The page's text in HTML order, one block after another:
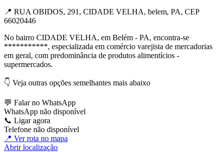
📍 RUA OBIDOS, 291, CIDADE VELHA, belem, PA, CEP
66020446
No bairro CIDADE VELHA, em Belém - PA, encontra-se
***********, especializada em comércio varejista de mercadorias
em geral, com predominância de produtos alimentícios -
supermercados.
👇 Veja outras opções semelhantes mais abaixo
💬 Falar no WhatsApp
WhatsApp não disponível
📞 Ligar agora
Telefone não disponível
📍 Ver rota no mapa
Abrir localização